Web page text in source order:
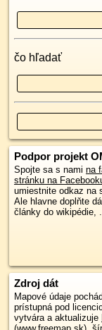
čo hľadať
Podpor projekt
Spojte sa s nami na
stránku na
umiestnite odkaz na
Ale hlavne doplňte
články do wikipédie,
Zdroj dát
Mapové údaje
prístupná pod
vytvára a aktualizuje